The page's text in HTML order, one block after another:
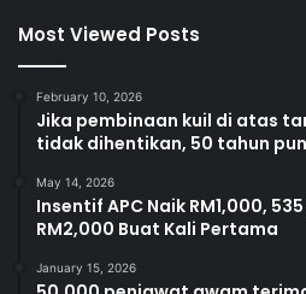
Most Viewed Posts
February 10, 2026
Jika pembinaan kuil di atas
tidak dihentikan, 50 tahun
May 14, 2026
Insentif APC Naik RM1,000,
RM2,000 Buat Kali Pertama
January 15, 2026